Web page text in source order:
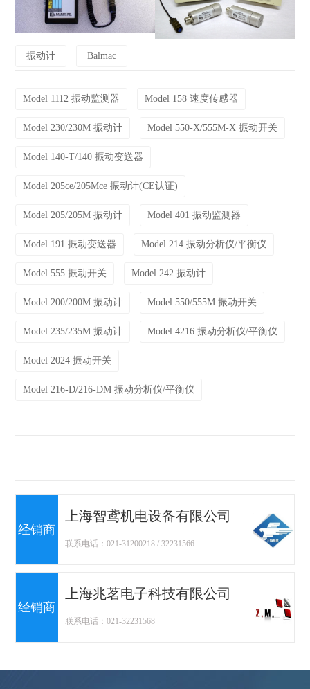
振动计 Balmac
Model 1112 振动监测器 Model 158 速度传感器
Model 230/230M 振动计 Model 550-X/555M-X 振动开关
Model 140-T/140 振动变送器
Model 205ce/205Mce 振动计(CE认证)
Model 205/205M 振动计 Model 401 振动监测器
Model 191 振动变送器 Model 214 振动分析仪/平衡仪
Model 555 振动开关 Model 242 振动计
Model 200/200M 振动计 Model 550/555M 振动开关
Model 235/235M 振动计 Model 4216 振动分析仪/平衡仪
Model 2024 振动开关
Model 216-D/216-DM 振动分析仪/平衡仪
经销商
上海智鸢机电设备有限公司
联系电话：021-31200218 / 32231566
经销商
上海兆茗电子科技有限公司
联系电话：021-32231568